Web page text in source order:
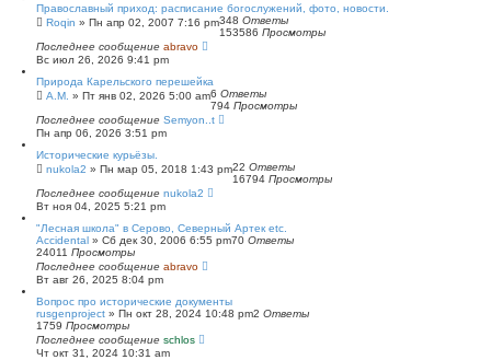
Православный приход: расписание богослужений, фото, новости.
Roqin » Пн апр 02, 2007 7:16 pm348 Ответы
153586 Просмотры
Последнее сообщение abravo
Вс июл 26, 2026 9:41 pm
Природа Карельского перешейка
А.М. » Пт янв 02, 2026 5:00 am6 Ответы
794 Просмотры
Последнее сообщение Semyon..t
Пн апр 06, 2026 3:51 pm
Исторические курьёзы.
nukola2 » Пн мар 05, 2018 1:43 pm22 Ответы
16794 Просмотры
Последнее сообщение nukola2
Вт ноя 04, 2025 5:21 pm
"Лесная школа" в Серово, Северный Артек etc.
Accidental » Сб дек 30, 2006 6:55 pm70 Ответы
24011 Просмотры
Последнее сообщение abravo
Вт авг 26, 2025 8:04 pm
Вопрос про исторические документы
rusgenproject » Пн окт 28, 2024 10:48 pm2 Ответы
1759 Просмотры
Последнее сообщение schlos
Чт окт 31, 2024 10:31 am